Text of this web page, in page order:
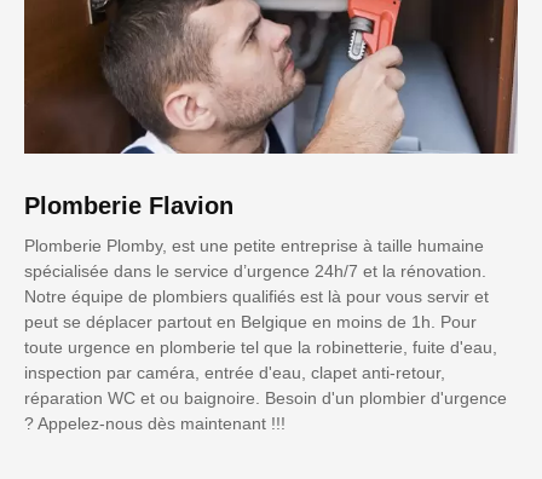
Plomberie Flavion
Plomberie Plomby, est une petite entreprise à taille humaine
spécialisée dans le service d’urgence 24h/7 et la rénovation.
Notre équipe de plombiers qualifiés est là pour vous servir et
peut se déplacer partout en Belgique en moins de 1h. Pour
toute urgence en plomberie tel que la robinetterie, fuite d'eau,
inspection par caméra, entrée d'eau, clapet anti-retour,
réparation WC et ou baignoire. Besoin d'un plombier d'urgence
? Appelez-nous dès maintenant !!!